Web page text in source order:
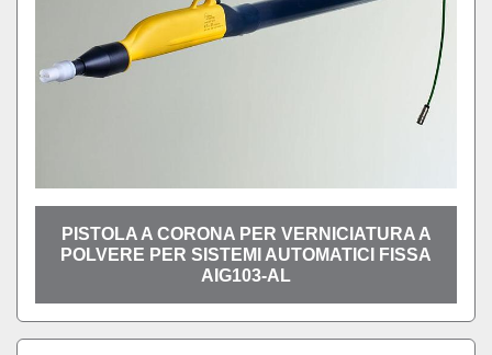
PISTOLA A CORONA PER VERNICIATURA A
POLVERE PER SISTEMI AUTOMATICI FISSA
AIG103-AL